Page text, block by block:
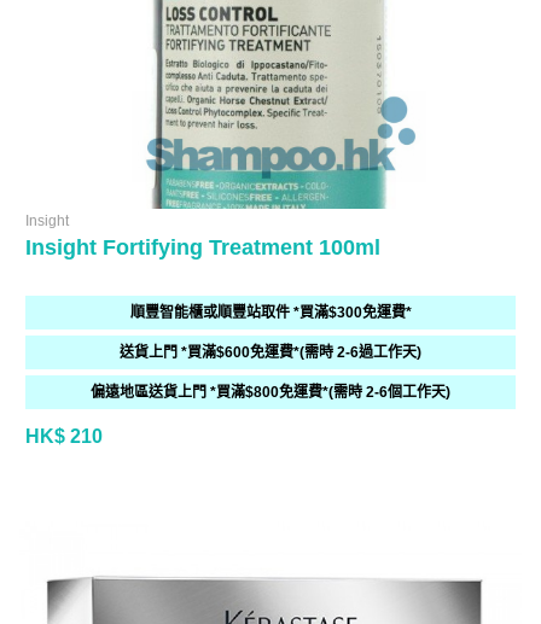
Insight
Insight Fortifying Treatment 100ml
順豐智能櫃或順豐站取件 *買滿$300免運費*
送貨上門 *買滿$600免運費*(需時 2-6過工作天)
偏遠地區送貨上門 *買滿$800免運費*(需時 2-6個工作天)
HK$ 210